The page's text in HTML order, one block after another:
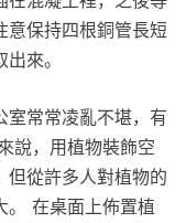
意保持四根銅管長短
來。
室常常凌亂不堪，有
說，用植物裝飾空
但從許多人對植物的
。 在桌面上佈置植